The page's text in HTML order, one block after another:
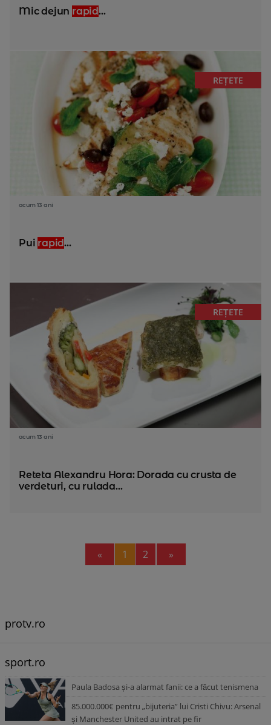
Mic dejun rapid...
REȚETE
acum 13 ani
Pui rapid...
REȚETE
acum 13 ani
Reteta Alexandru Hora: Dorada cu crusta de
verdeturi, cu rulada...
« Previous
1 2 »
protv.ro
sport.ro
Paula Badosa și-a alarmat fanii: ce a făcut tenismena
85.000.000€ pentru „bijuteria” lui Cristi Chivu: Arsenal
și Manchester United au intrat pe fir